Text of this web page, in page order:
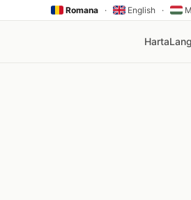
Romana · English ·
Harta